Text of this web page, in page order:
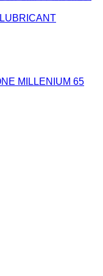
MILLENIUM 65